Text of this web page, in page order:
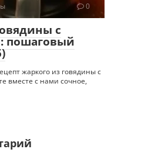
0
с
пошаговый
жаркого из говядины с
вместе с нами сочное,